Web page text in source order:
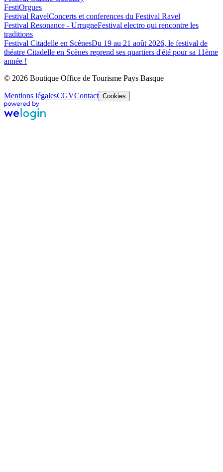
FestiOrgues
Festival RavelConcerts et conferences du Festival Ravel
Festival Resonance - UrrugneFestival electro qui rencontre les
traditions
Festival Citadelle en ScènesDu 19 au 21 août 2026, le festival de
théatre Citadelle en Scènes reprend ses quartiers d'été pour sa 11ème
année !
© 2026 Boutique Office de Tourisme Pays Basque
Mentions légalesCGVContact Cookies